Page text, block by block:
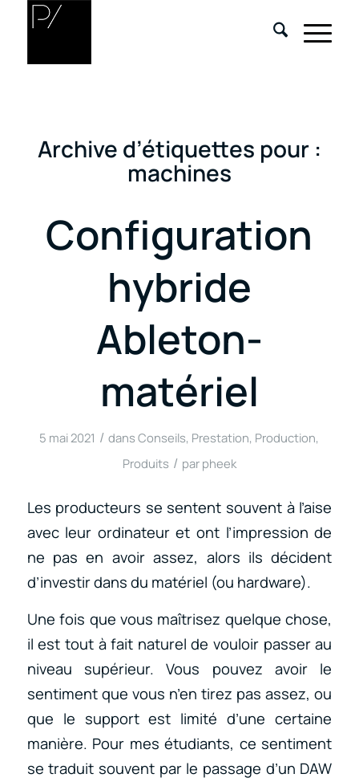
Archive d’étiquettes pour :
machines
Configuration
hybride
Ableton-
matériel
5 mai 2021 / dansConseils, Prestation, Production,
Produits / par pheek
Les producteurs se sentent souvent à l’aise
avec leur ordinateur et ont l’impression de
ne pas en avoir assez, alors ils décident
d’investir dans du matériel (ou hardware).
Une fois que vous maîtrisez quelque chose,
il est tout à fait naturel de vouloir passer au
niveau supérieur. Vous pouvez avoir le
sentiment que vous n’en tirez pas assez, ou
que le support est limité d’une certaine
manière. Pour mes étudiants, ce sentiment
se traduit souvent par le passage d’un DAW